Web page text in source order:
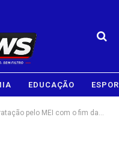
EDUCAÇÃO
pelo MEI com o fim da 6×1